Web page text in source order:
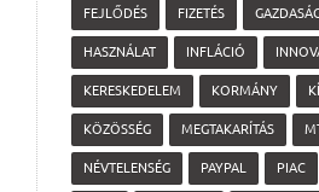
FEJLŐDÉS FIZETÉS
HASZNÁLAT INFLÁCIÓ
KERESKEDELEM KORMÁNY
KÖZÖSSÉG MEGTAKARÍTÁS
NÉVTELENSÉG PAYPAL PIAC